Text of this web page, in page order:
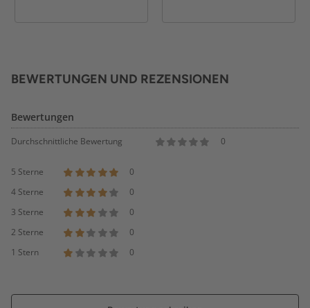
BEWERTUNGEN UND REZENSIONEN
Bewertungen
Durchschnittliche Bewertung 0
5 Sterne
0
4 Sterne
0
3 Sterne
0
2 Sterne
0
1 Stern
0